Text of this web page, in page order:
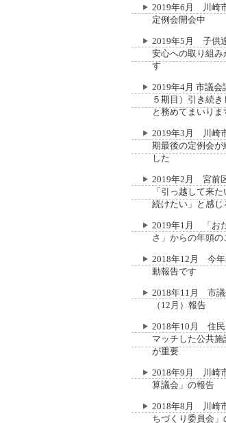
2019年6月 川崎
定例会開会中
2019年5月 子供
安心への取り組み
す
2019年4月 市議会
５期目）引き続き
と務めてまいりま
2019年3月 川崎
期最後の定例会が
した
2019年2月 宮前
「引っ越して来
続けたい」と感
2019年1月 「お
さ」からの年頭の
2018年12月 今年
動報告です
2018年11月 市議
（12月）報告
2018年10月 住民
マッチした公共施
が重要
2018年9月 川崎
算議会」の報告
2018年8月 川崎
ちづくり委員会」